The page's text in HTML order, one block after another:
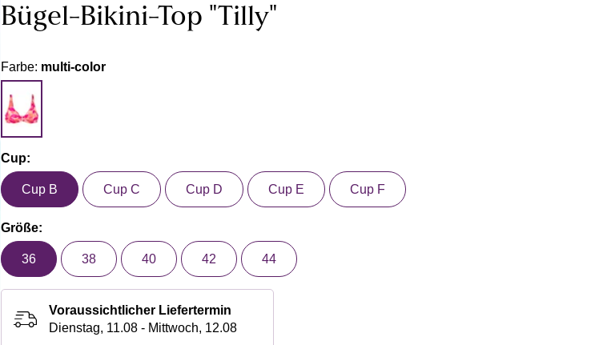
Bügel-Bikini-Top "Tilly"
Farbe: multi-color
Cup:
Cup B Cup C Cup D Cup E Cup F
Größe:
36 38 40 42 44
Voraussichtlicher Liefertermin
Dienstag, 11.08 - Mittwoch, 12.08